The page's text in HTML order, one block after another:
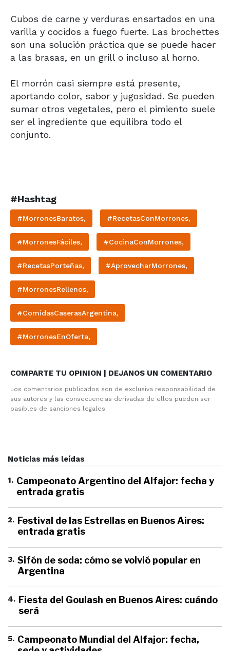
Cubos de carne y verduras ensartados en una
varilla y cocidos a fuego fuerte. Las brochettes
son una solución práctica que se puede hacer
a las brasas, en un grill o incluso al horno.
El morrón casi siempre está presente,
aportando color, sabor y jugosidad. Se pueden
sumar otros vegetales, pero el pimiento suele
ser el ingrediente que equilibra todo el
conjunto.
#Hashtag
#MorronesBaratos, #RecetasConMorrones,
#MorronesFáciles, #CocinaConMorrones,
#RecetasPorteñas, #AprovecharMorrones,
#MorronesRellenos,
#ComidasCaserasArgentina,
#MorronesEnOferta,
COMPARTE TU OPINION | DEJANOS UN COMENTARIO
Los comentarios publicados son de exclusiva responsabilidad de
sus autores y las consecuencias derivadas de ellos pueden ser
pasibles de sanciones legales.
Noticias más leídas
1. Campeonato Argentino del Alfajor: fecha y
entrada gratis
2. Festival de las Estrellas en Buenos Aires:
entrada gratis
3. Sifón de soda: cómo se volvió popular en
Argentina
4. Fiesta del Goulash en Buenos Aires: cuándo
será
5. Campeonato Mundial del Alfajor: fecha,